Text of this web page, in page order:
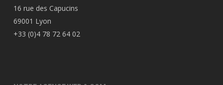
16 rue des Capucins
69001 Lyon
+33 (0)4 78 72 64 02